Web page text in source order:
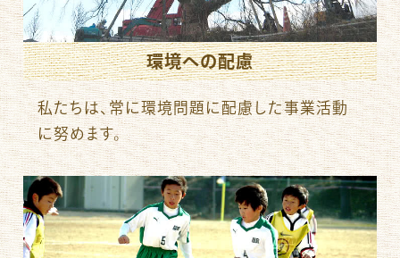
環境への配慮
私たちは、常に環境問題に配慮した事業活動
に努めます。